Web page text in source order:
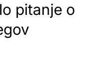
pitanje o